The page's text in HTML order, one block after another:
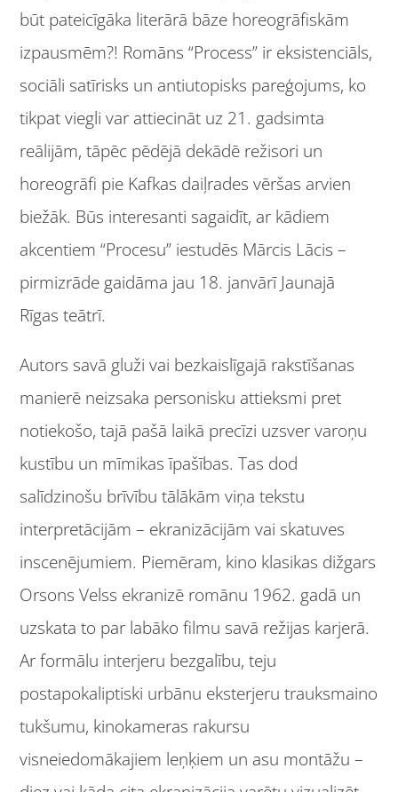
būt pateicīgāka literārā bāze horeogrāfiskām
izpausmēm?! Romāns “Process” ir eksistenciāls,
sociāli satīrisks un antiutopisks pareģojums, ko
tikpat viegli var attiecināt uz 21. gadsimta
reālijām, tāpēc pēdējā dekādē režisori un
horeogrāfi pie Kafkas daiļrades vēršas arvien
biežāk. Būs interesanti sagaidīt, ar kādiem
akcentiem “Procesu” iestudēs Mārcis Lācis –
pirmizrāde gaidāma jau 18. janvārī Jaunajā
Rīgas teātrī.
Autors savā gluži vai bezkaislīgajā rakstīšanas
manierē neizsaka personisku attieksmi pret
notiekošo, tajā pašā laikā precīzi uzsver varoņu
kustību un mīmikas īpašības. Tas dod
salīdzinošu brīvību tālākām viņa tekstu
interpretācijām – ekranizācijām vai skatuves
inscenējumiem. Piemēram, kino klasikas dižgars
Orsons Velss ekranizē romānu 1962. gadā un
uzskata to par labāko filmu savā režijas karjerā.
Ar formālu interjeru bezgalību, teju
postapokaliptiski urbānu eksterjeru trauksmaino
tukšumu, kinokameras rakursu
visneiedomākajiem leņķiem un asu montāžu –